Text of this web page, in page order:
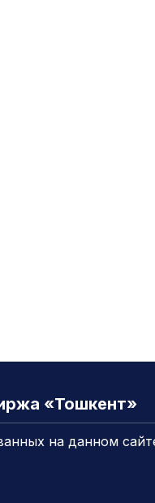
«Тошкент»
на данном